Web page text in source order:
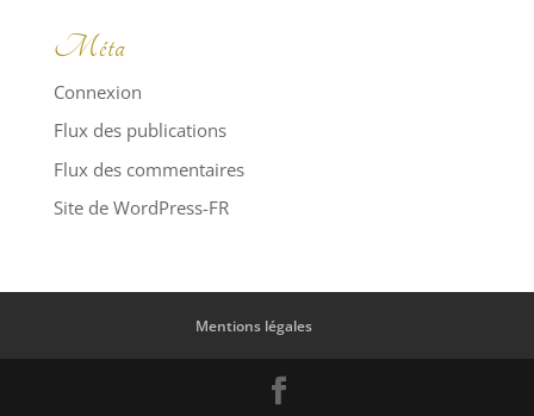
Méta
Connexion
Flux des publications
Flux des commentaires
Site de WordPress-FR
Mentions légales